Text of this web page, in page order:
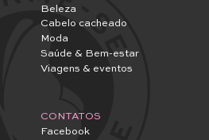
Beleza
Cabelo cacheado
Moda
Saúde & Bem-estar
Viagens & eventos
CONTATOS
Facebook